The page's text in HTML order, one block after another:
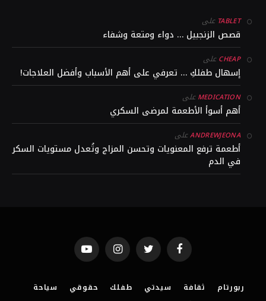
TABLET على
قصص الزنجبيل … دواء ومتعة وشفاء
CHEAPعلى
إسهال طفلكِ … تعرفي على أهم الأسباب وأفضل العلاجات!
MEDICATIONعلى
أهم أسوأ الأطعمة لمرضى السكري
ANDREWJEONAعلى
أطعمة ترفع المعنويات وتحسن المزاج وتُعدل مستويات السكر
في الدم
Facebook
Twitter
Instagram
YouTube
ربورتام ثقافة سيدتي طفلك حقوقي
سياحة